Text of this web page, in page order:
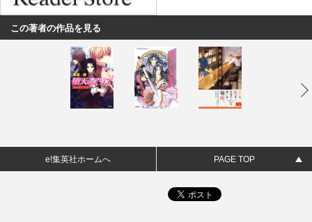
この著者の作品を見る
e!集英社ホームへ PAGE TOP